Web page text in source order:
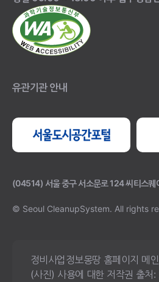
유관기관 안내
(04514) 서울 중구 서소문로 124 씨티스퀘
© Seoul CleanupSystem. All rights
정비사업정보몽땅 홈페이지 메
(사진) 사용에 대한 저작권 출처